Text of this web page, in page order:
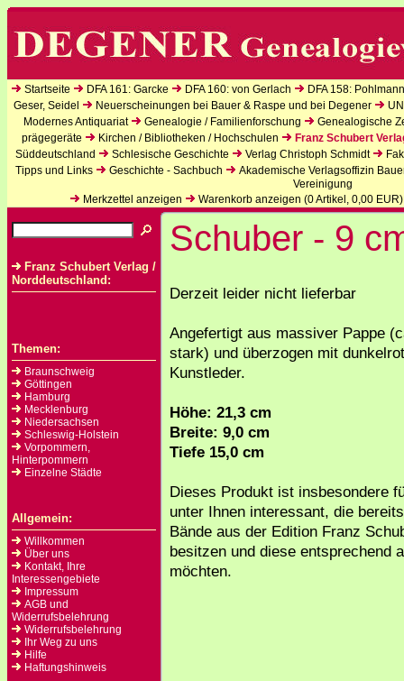
Startseite DFA 161: Garcke DFA 160: von Gerlach
DFA 158:
Geser, Seidel
Neuerscheinungen bei Bauer & Raspe und bei Degener
Modernes Antiquariat
Genealogie / Familienforschung
Genealogische
prägegeräte
Kirchen / Bibliotheken / Hochschulen
Franz Schubert
Süddeutschland
Schlesische Geschichte Verlag Christoph Schmidt
Tipps und Links
Geschichte - Sachbuch
Akademische Verlagsoffizin
Vereinigung
Merkzettel anzeigen
Warenkorb anzeigen (0Artikel, 0,00 EUR)
Franz Schubert Verlag /
Norddeutschland:
Themen:
Braunschweig
Göttingen
Hamburg
Mecklenburg
Niedersachsen
Schleswig-Holstein
Vorpommern,
Hinterpommern
Einzelne Städte
Allgemein:
Willkommen
Über uns
Kontakt, Ihre
Interessengebiete
Impressum
AGB und
Widerrufsbelehrung
Widerrufsbelehrung
Ihr Weg zu uns
Hilfe
Haftungshinweis
Schuber - 9
Derzeit leider nicht lieferbar
Angefertigt aus massiver Pappe
stark) und überzogen mit
Kunstleder.
Höhe: 21,3 cm
Breite: 9,0 cm
Tiefe 15,0 cm
Dieses Produkt ist insbesondere
unter Ihnen interessant, die
Bände aus der Edition Franz
besitzen und diese entsprechend
möchten.